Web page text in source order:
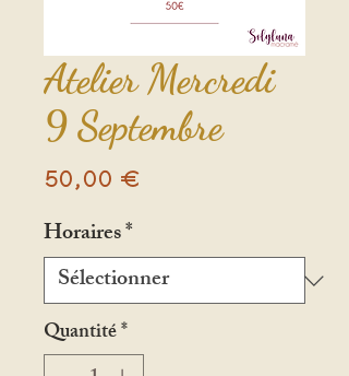
Atelier Mercredi
9 Septembre
50,00 €Prix
Horaires*
Quantité*